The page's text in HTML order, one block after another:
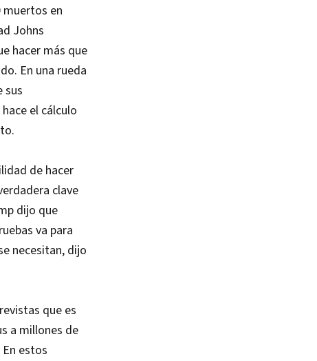
muertos en
Johns
hacer más que
En una rueda
sus
el cálculo
de hacer
clave
dijo que
va para
necesitan, dijo
que es
a millones de
estos